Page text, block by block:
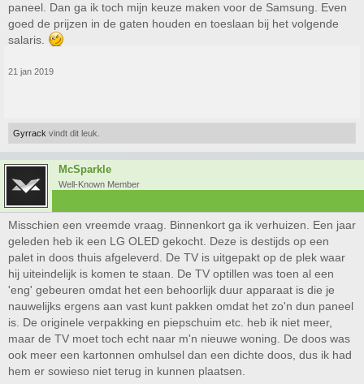
paneel. Dan ga ik toch mijn keuze maken voor de Samsung. Even
goed de prijzen in de gaten houden en toeslaan bij het volgende
salaris.
21 jan 2019
Gyrrack vindt dit leuk.
McSparkle
Well-Known Member
Misschien een vreemde vraag. Binnenkort ga ik verhuizen. Een jaar
geleden heb ik een LG OLED gekocht. Deze is destijds op een
palet in doos thuis afgeleverd. De TV is uitgepakt op de plek waar
hij uiteindelijk is komen te staan. De TV optillen was toen al een
'eng' gebeuren omdat het een behoorlijk duur apparaat is die je
nauwelijks ergens aan vast kunt pakken omdat het zo'n dun paneel
is. De originele verpakking en piepschuim etc. heb ik niet meer,
maar de TV moet toch echt naar m'n nieuwe woning. De doos was
ook meer een kartonnen omhulsel dan een dichte doos, dus ik had
hem er sowieso niet terug in kunnen plaatsen.